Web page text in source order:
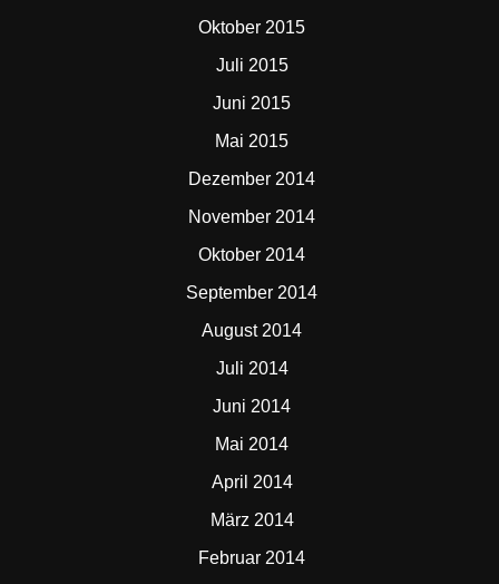
Oktober 2015
Juli 2015
Juni 2015
Mai 2015
Dezember 2014
November 2014
Oktober 2014
September 2014
August 2014
Juli 2014
Juni 2014
Mai 2014
April 2014
März 2014
Februar 2014